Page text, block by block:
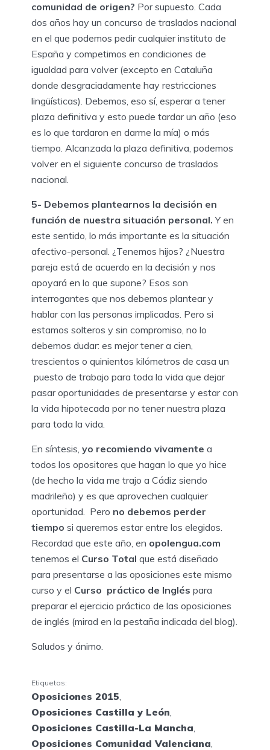
comunidad de origen? Por supuesto. Cada
dos años hay un concurso de traslados nacional
en el que podemos pedir cualquier instituto de
España y competimos en condiciones de
igualdad para volver (excepto en Cataluña
donde desgraciadamente hay restricciones
lingüísticas). Debemos, eso sí, esperar a tener
plaza definitiva y esto puede tardar un año (eso
es lo que tardaron en darme la mía) o más
tiempo. Alcanzada la plaza definitiva, podemos
volver en el siguiente concurso de traslados
nacional.
5- Debemos plantearnos la decisión en
función de nuestra situación personal. Y en
este sentido, lo más importante es la situación
afectivo-personal. ¿Tenemos hijos? ¿Nuestra
pareja está de acuerdo en la decisión y nos
apoyará en lo que supone? Esos son
interrogantes que nos debemos plantear y
hablar con las personas implicadas. Pero si
estamos solteros y sin compromiso, no lo
debemos dudar: es mejor tener a cien,
trescientos o quinientos kilómetros de casa un
puesto de trabajo para toda la vida que dejar
pasar oportunidades de presentarse y estar con
la vida hipotecada por no tener nuestra plaza
para toda la vida.
En síntesis, yo recomiendo vivamente a
todos los opositores que hagan lo que yo hice
(de hecho la vida me trajo a Cádiz siendo
madrileño) y es que aprovechen cualquier
oportunidad. Pero no debemos perder
tiempo si queremos estar entre los elegidos.
Recordad que este año, en opolengua.com
tenemos el Curso Total que está diseñado
para presentarse a las oposiciones este mismo
curso y el Curso práctico de Inglés para
preparar el ejercicio práctico de las oposiciones
de inglés (mirad en la pestaña indicada del blog).
Saludos y ánimo.
Etiquetas:
Oposiciones 2015,
Oposiciones Castilla y León,
Oposiciones Castilla-La Mancha,
Oposiciones Comunidad Valenciana,